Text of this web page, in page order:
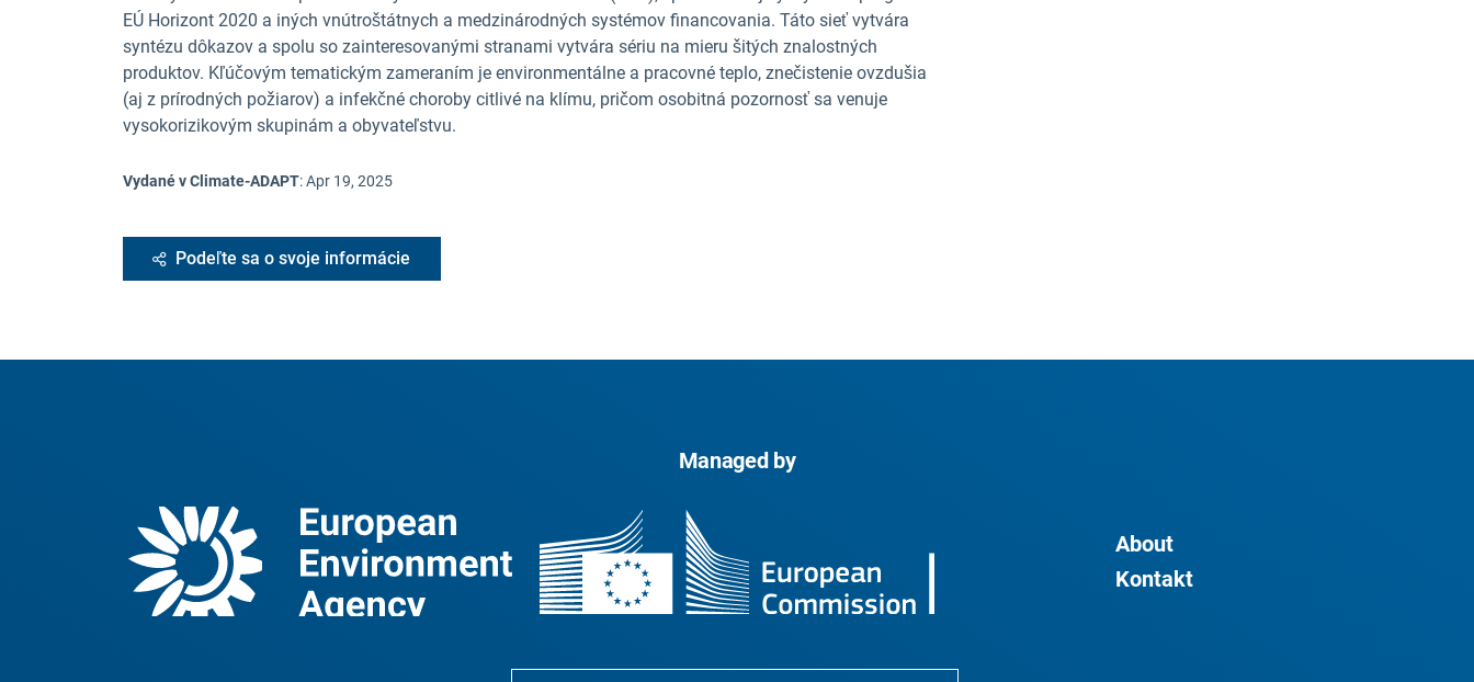
EÚ Horizont 2020 a iných vnútroštátnych a medzinárodných systémov financovania. Táto sieť vytvára
syntézu dôkazov a spolu so zainteresovanými stranami vytvára sériu na mieru šitých znalostných
produktov. Kľúčovým tematickým zameraním je environmentálne a pracovné teplo, znečistenie ovzdušia
(aj z prírodných požiarov) a infekčné choroby citlivé na klímu, pričom osobitná pozornosť sa venuje
vysokorizikovým skupinám a obyvateľstvu.
Vydané v Climate-ADAPT:Apr 19, 2025
Podeľte sa o svoje informácie
Managed by
About
Kontakt